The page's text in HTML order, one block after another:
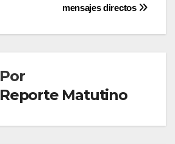
mensajes directos
Por
Reporte Matutino